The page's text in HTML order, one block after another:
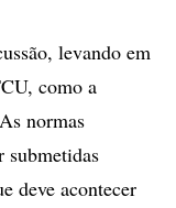
levando em
como a
normas
submetidas
deve acontecer